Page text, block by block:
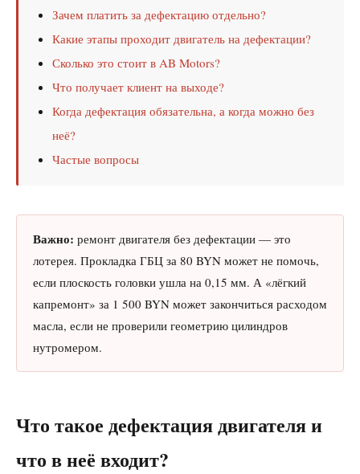
Зачем платить за дефектацию отдельно?
Какие этапы проходит двигатель на дефектации?
Сколько это стоит в AB Motors?
Что получает клиент на выходе?
Когда дефектация обязательна, а когда можно без
неё?
Частые вопросы
Важно: ремонт двигателя без дефектации — это
лотерея. Прокладка ГБЦ за 80 BYN может не помочь,
если плоскость головки ушла на 0,15 мм. А «лёгкий
капремонт» за 1 500 BYN может закончиться расходом
масла, если не проверили геометрию цилиндров
нутромером.
Что такое дефектация двигателя и
что в неё входит?